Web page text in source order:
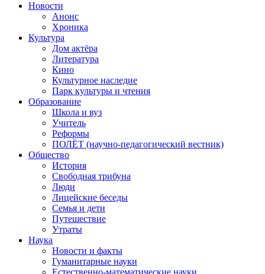
Новости
Анонс
Хроника
Культура
Дом актёра
Литература
Кино
Культурное наследие
Парк культуры и чтения
Образование
Школа и вуз
Учитель
Реформы
ПОЛЁТ (научно-педагогический вестник)
Общество
История
Свободная трибуна
Люди
Лицейские беседы
Семья и дети
Путешествие
Утраты
Наука
Новости и факты
Гуманитарные науки